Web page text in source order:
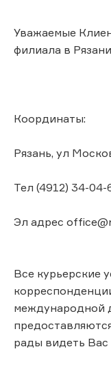
Уважаемые
филиала в
Координаты:
Рязань, ул
Тел (4912) 34-04-
Эл адрес
Все курьерские
международной
рады видеть Вас